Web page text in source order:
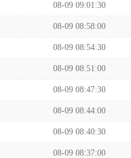
08-09 09:01:30
08-09 08:58:00
08-09 08:54:30
08-09 08:51:00
08-09 08:47:30
08-09 08:44:00
08-09 08:40:30
08-09 08:37:00